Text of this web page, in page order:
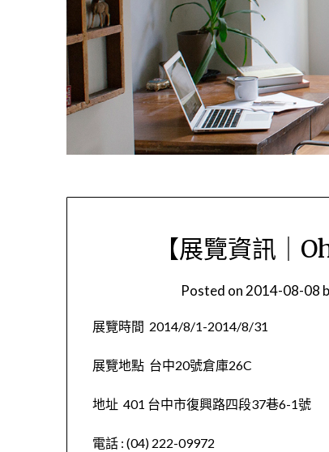
【展覽資訊｜
Posted on2014-08-08
展覽時間 2014/8/1-2014/8/31
展覽地點 台中20號倉庫26C
地址 401 台中市復興路四段37巷6-1號
電話 : (04) 222-09972